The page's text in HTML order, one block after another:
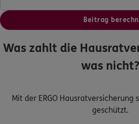
Beitrag
Was zahlt die
was nicht?
Mit der ERGO Hausratversicherung
geschützt.